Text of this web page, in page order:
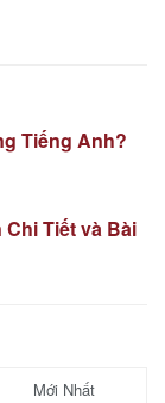
Tiếng Anh?
Tiết và Bài
Mới Nhất